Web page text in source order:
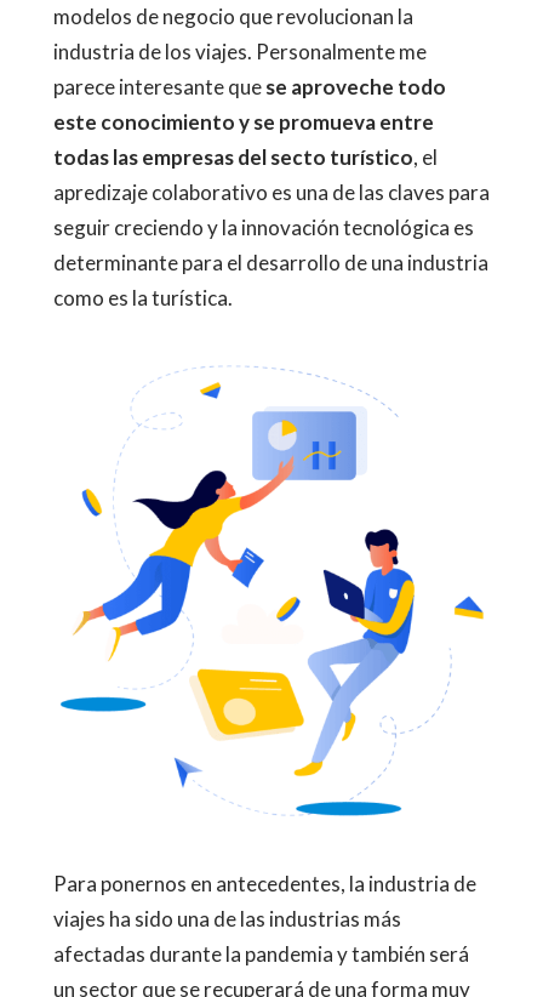
modelos de negocio que revolucionan la
industria de los viajes. Personalmente me
parece interesante quese aproveche todo
este conocimiento y se promueva entre
todas las empresas del secto turístico, el
apredizaje colaborativo es una de las claves para
seguir creciendo y la innovación tecnológica es
determinante para el desarrollo de una industria
como es la turística.
Para ponernos en antecedentes, la industria de
viajes ha sido una de las industrias más
afectadas durante la pandemia y también será
un sector que se recuperará de una forma muy